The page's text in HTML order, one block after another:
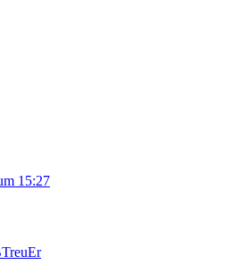
15:27